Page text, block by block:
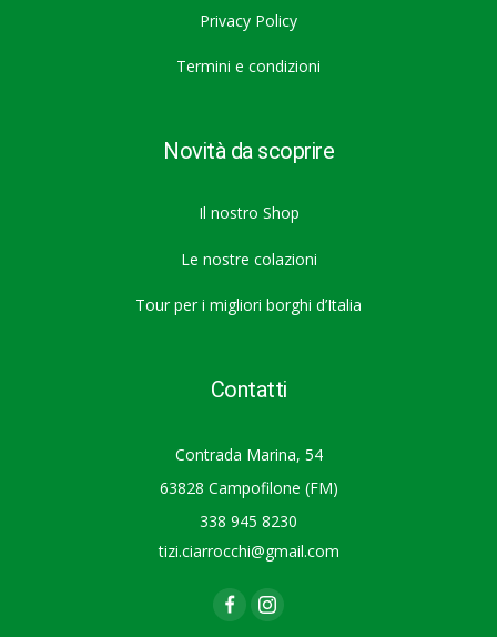
Privacy Policy
Termini e condizioni
Novità da scoprire
Il nostro Shop
Le nostre colazioni
Tour per i migliori borghi d’Italia
Contatti
Contrada Marina, 54
63828 Campofilone (FM)
338 945 8230
tizi.ciarrocchi@gmail.com